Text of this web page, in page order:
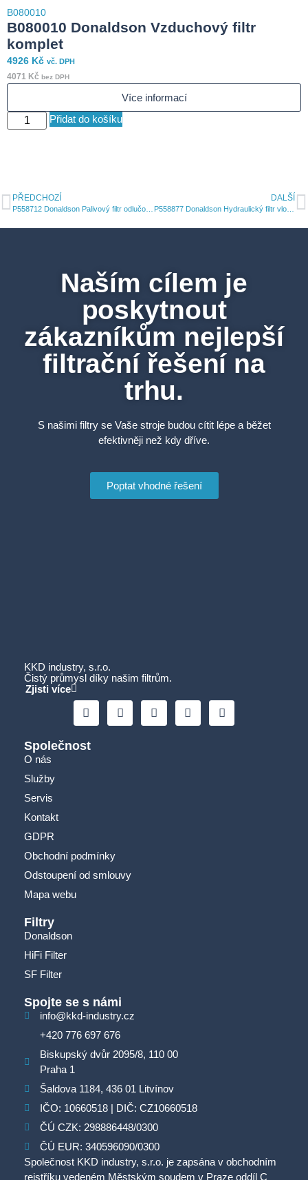
B080010
B080010 Donaldson Vzduchový filtr
komplet
4926 Kč vč. DPH
4071 Kč bez DPH
Více informací
Přidat do košíku
PŘEDCHOZÍ DALŠÍ
P558877 Donaldson Hydraulický filtr vložka
Naším cílem je
poskytnout
zákazníkům nejlepší
filtrační řešení na
trhu.
S našimi filtry se Vaše stroje budou cítit lépe a běžet
efektivněji než kdy dříve.
Poptat vhodné řešení
KKD industry, s.r.o.
Čistý průmysl díky našim filtrům.
Zjisti více
Společnost
O nás
Služby
Servis
Kontakt
GDPR
Obchodní podmínky
Odstoupení od smlouvy
Mapa webu
Filtry
Donaldson
HiFi Filter
SF Filter
Spojte se s námi
info@kkd-industry.cz
+420 776 697 676
Biskupský dvůr 2095/8, 110 00
Praha 1
Šaldova 1184, 436 01 Litvínov
IČO: 10660518 | DIČ: CZ10660518
ČÚ CZK: 298886448/0300
ČÚ EUR: 340596090/0300
Společnost KKD industry, s.r.o. je zapsána v obchodním
rejstříku vedeném Městským soudem v Praze oddíl C